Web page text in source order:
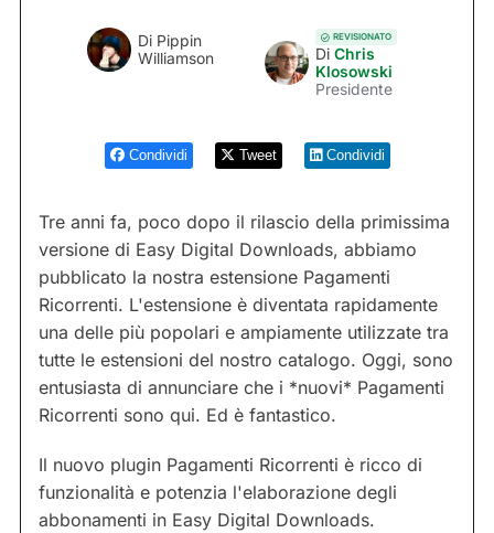
Di Pippin
Williamson
REVISIONATO
Di Chris
Klosowski
Presidente
Condividi Tweet Condividi
Tre anni fa, poco dopo il rilascio della primissima
versione di Easy Digital Downloads, abbiamo
pubblicato la nostra estensione Pagamenti
Ricorrenti. L'estensione è diventata rapidamente
una delle più popolari e ampiamente utilizzate tra
tutte le estensioni del nostro catalogo. Oggi, sono
entusiasta di annunciare che i *nuovi* Pagamenti
Ricorrenti sono qui. Ed è fantastico.
Il nuovo plugin Pagamenti Ricorrenti è ricco di
funzionalità e potenzia l'elaborazione degli
abbonamenti in Easy Digital Downloads.